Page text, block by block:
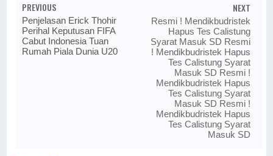
PREVIOUS
Penjelasan Erick Thohir
Perihal Keputusan FIFA
Cabut Indonesia Tuan
Rumah Piala Dunia U20
NEXT
Resmi ! Mendikbudristek
Hapus Tes Calistung
Syarat Masuk SD Resmi
! Mendikbudristek Hapus
Tes Calistung Syarat
Masuk SD Resmi !
Mendikbudristek Hapus
Tes Calistung Syarat
Masuk SD Resmi !
Mendikbudristek Hapus
Tes Calistung Syarat
Masuk SD